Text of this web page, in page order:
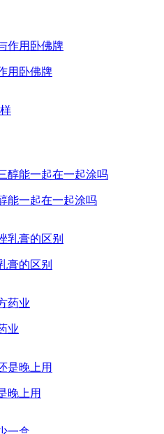
用卧佛牌
能一起在一起涂吗
膏的区别
业
晚上用